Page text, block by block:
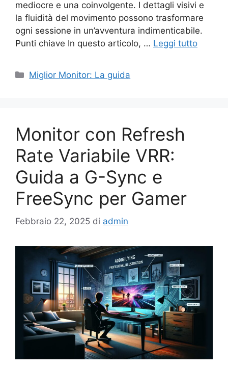
mediocre e una coinvolgente. I dettagli visivi e
la fluidità del movimento possono trasformare
ogni sessione in un’avventura indimenticabile.
Punti chiave In questo articolo, … Leggi tutto
Categorie
Miglior Monitor: La guida
Monitor con Refresh
Rate Variabile VRR:
Guida a G-Sync e
FreeSync per Gamer
Febbraio 22, 2025 di admin